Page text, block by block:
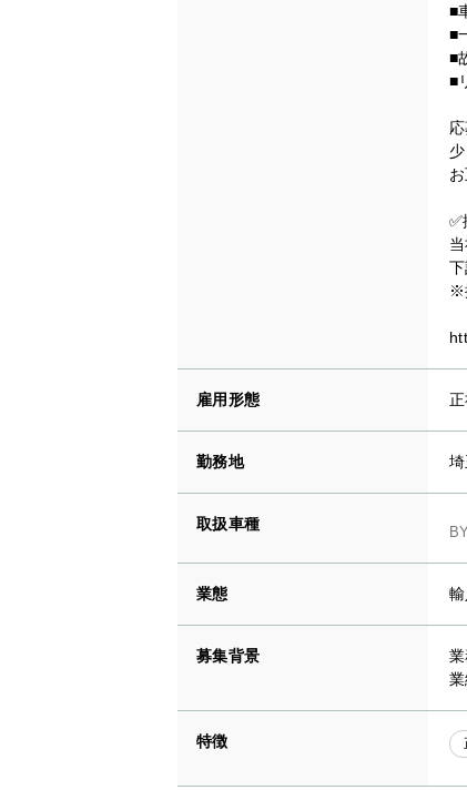
■
■
■
■
※
雇用形態
勤務地
取扱車種
業態
募集背景
特徴